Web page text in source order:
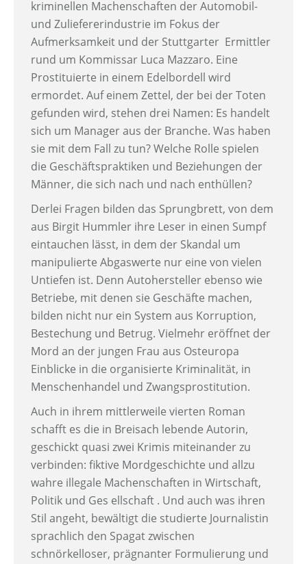
kriminellen Machenschaften der Automobil-
und Zuliefererindustrie im Fokus der
Aufmerksamkeit und der Stuttgarter Ermittler
rund um Kommissar Luca Mazzaro. Eine
Prostituierte in einem Edelbordell wird
ermordet. Auf einem Zettel, der bei der Toten
gefunden wird, stehen drei Namen: Es handelt
sich um Manager aus der Branche. Was haben
sie mit dem Fall zu tun? Welche Rolle spielen
die Geschäftspraktiken und Beziehungen der
Männer, die sich nach und nach enthüllen?
Derlei Fragen bilden das Sprungbrett, von dem
aus Birgit Hummler ihre Leser in einen Sumpf
eintauchen lässt, in dem der Skandal um
manipulierte Abgaswerte nur eine von vielen
Untiefen ist. Denn Autohersteller ebenso wie
Betriebe, mit denen sie Geschäfte machen,
bilden nicht nur ein System aus Korruption,
Bestechung und Betrug. Vielmehr eröffnet der
Mord an der jungen Frau aus Osteuropa
Einblicke in die organisierte Kriminalität, in
Menschenhandel und Zwangsprostitution.
Auch in ihrem mittlerweile vierten Roman
schafft es die in Breisach lebende Autorin,
geschickt quasi zwei Krimis miteinander zu
verbinden: fiktive Mordgeschichte und allzu
wahre illegale Machenschaften in Wirtschaft,
Politik und Ges ellschaft . Und auch was ihren
Stil angeht, bewältigt die studierte Journalistin
sprachlich den Spagat zwischen
schnörkelloser, prägnanter Formulierung und